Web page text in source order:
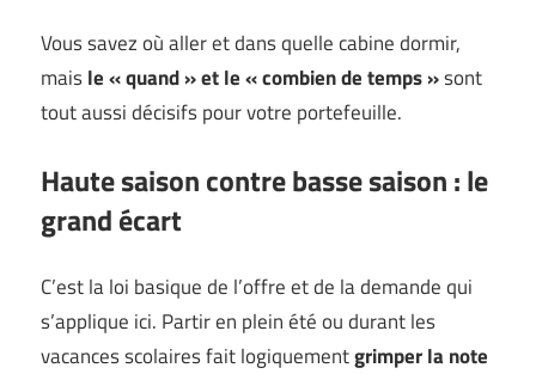
Vous savez où aller et dans quelle cabine dormir,
maisle « quand » et le « combien de temps »sont
tout aussi décisifs pour votre portefeuille.
Haute saison contre basse saison : le
grand écart
C’est la loi basique de l’offre et de la demande qui
s’applique ici. Partir en plein été ou durant les
vacances scolaires fait logiquementgrimper la note